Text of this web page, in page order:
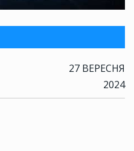
27 ВЕРЕСНЯ
2024